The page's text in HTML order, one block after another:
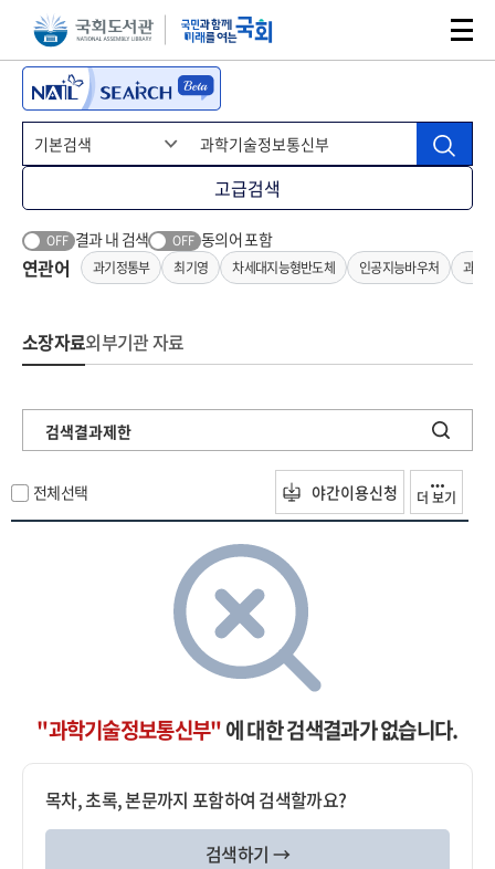
본문 바로가기주메뉴 바로가기
고급검색
OFF 결과 내 검색 OFF 동의어 포함
연관어 과기정통부 최기영 차세대지능형반도체 인공지능바우처 과기
소장자료외부기관 자료
검색결과제한
전체선택 야간이용신청 더 보기
"과학기술정보통신부"에 대한 검색결과가 없습니다.
목차, 초록, 본문까지 포함하여 검색할까요?
검색하기 →